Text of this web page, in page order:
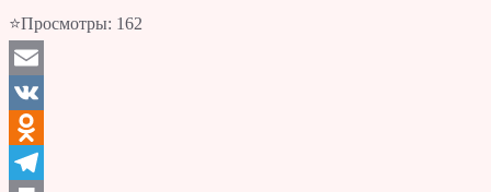
⭐Просмотры: 162
Email
VK
Odnoklassniki